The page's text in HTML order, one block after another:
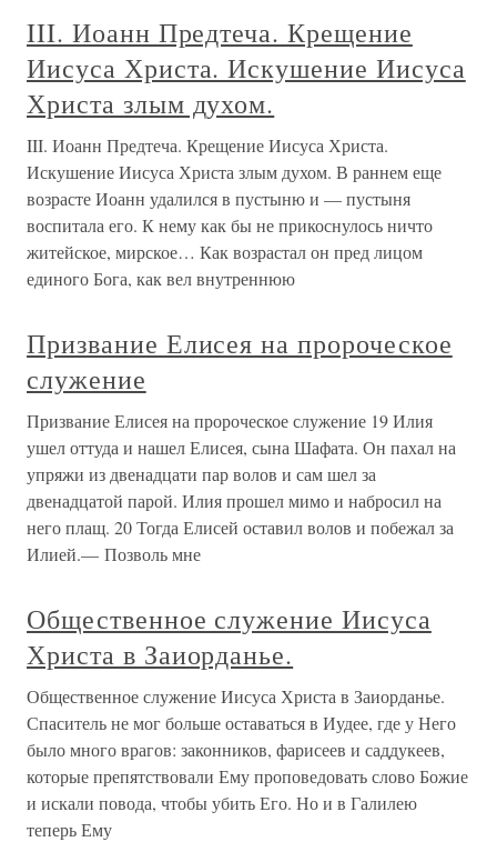
III. Иоанн Предтеча. Крещение
Иисуса Христа. Искушение Иисуса
Христа злым духом.
III. Иоанн Предтеча. Крещение Иисуса Христа.
Искушение Иисуса Христа злым духом. В раннем еще
возрасте Иоанн удалился в пустыню и — пустыня
воспитала его. К нему как бы не прикоснулось ничто
житейское, мирское… Как возрастал он пред лицом
единого Бога, как вел внутреннюю
Призвание Елисея на пророческое
служение
Призвание Елисея на пророческое служение 19 Илия
ушел оттуда и нашел Елисея, сына Шафата. Он пахал на
упряжи из двенадцати пар волов и сам шел за
двенадцатой парой. Илия прошел мимо и набросил на
него плащ. 20 Тогда Елисей оставил волов и побежал за
Илией.— Позволь мне
Общественное служение Иисуса
Христа в Заиорданье.
Общественное служение Иисуса Христа в Заиорданье.
Спаситель не мог больше оставаться в Иудее, где у Него
было много врагов: законников, фарисеев и саддукеев,
которые препятствовали Ему проповедовать слово Божие
и искали повода, чтобы убить Его. Но и в Галилею
теперь Ему